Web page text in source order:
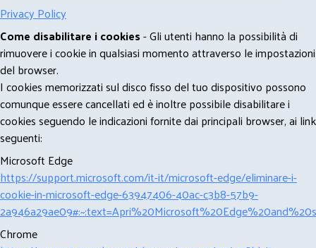
Privacy Policy
Come disabilitare i cookies- Gli utenti hanno la possibilità di
rimuovere i cookie in qualsiasi momento attraverso le impostazioni
del browser.
I cookies memorizzati sul disco fisso del tuo dispositivo possono
comunque essere cancellati ed è inoltre possibile disabilitare i
cookies seguendo le indicazioni fornite dai principali browser, ai link
seguenti:
Microsoft Edge
https://support.microsoft.com/it-it/microsoft-edge/eliminare-i-
cookie-in-microsoft-edge-63947406-40ac-c3b8-57b9-
Chrome